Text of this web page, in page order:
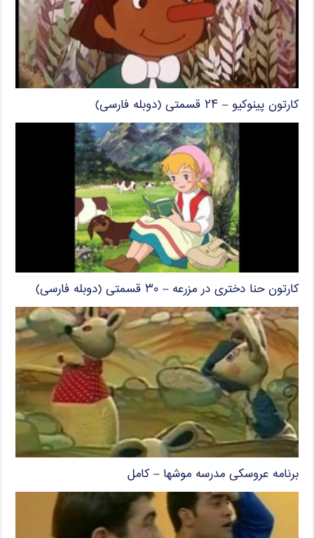
کارتون پینوکیو – ۲۴ قسمتی (دوبله فارسی)
کارتون حنا دختری در مزرعه – ۳۰ قسمتی (دوبله فارسی)
برنامه عروسکی مدرسه موشها – کامل